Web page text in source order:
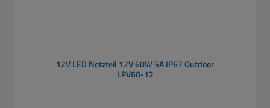
12V LED Netzteil 12V 60W 5A IP67 Outdoor
LPV60-12